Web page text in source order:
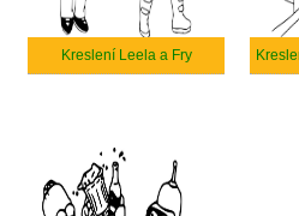
Kreslení Leela a Fry